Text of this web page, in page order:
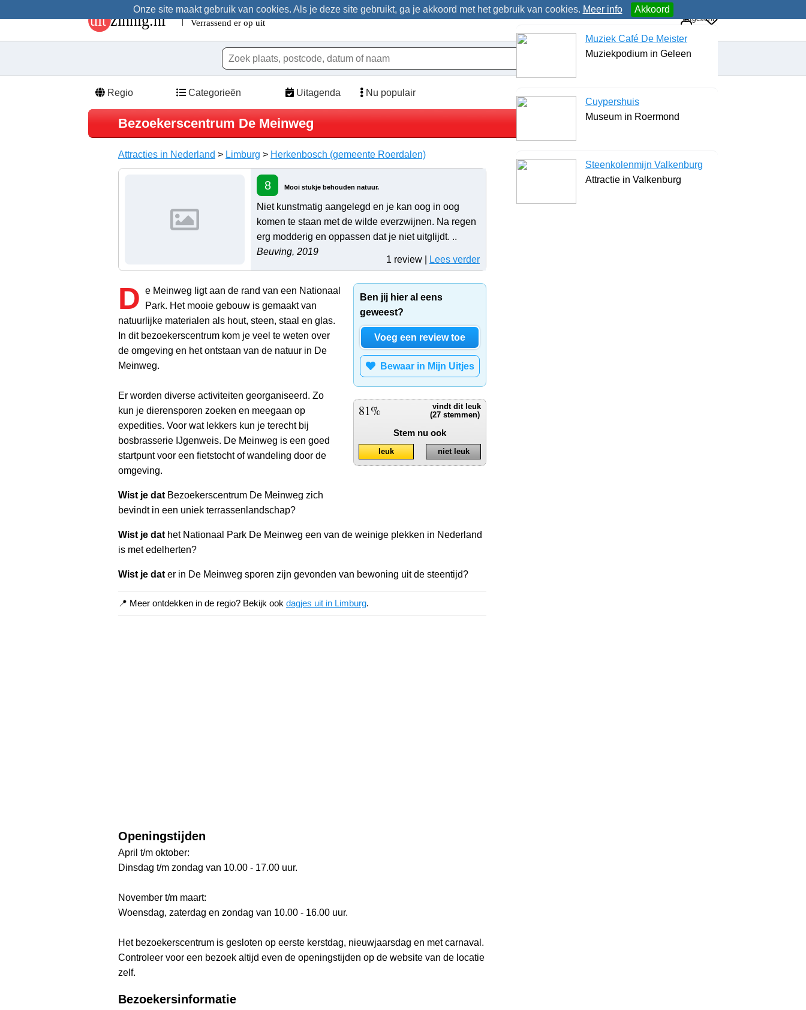
Onze site maakt gebruik van cookies. Als je deze site gebruikt, ga je akkoord met het gebruik van cookies. Meer info Akkoord
Regio Categorieën Uitagenda Nu populair
Bezoekerscentrum De Meinweg
Attracties in Nederland > Limburg > Herkenbosch (gemeente Roerdalen)
8 Mooi stukje behouden natuur.
Niet kunstmatig aangelegd en je kan oog in oog
komen te staan met de wilde everzwijnen. Na regen
erg modderig en oppassen dat je niet uitglijdt. ..
Beuving, 2019
1 review | Lees verder
Ben jij hier al eens
geweest?
Voeg een review toe
Bewaar in Mijn Uitjes
vindt dit leuk
(27 stemmen)
81%
Stem nu ook
leuk niet leuk
D e Meinweg ligt aan de rand van een Nationaal
Park. Het mooie gebouw is gemaakt van
natuurlijke materialen als hout, steen, staal en glas.
In dit bezoekerscentrum kom je veel te weten over
de omgeving en het ontstaan van de natuur in De
Meinweg.
Er worden diverse activiteiten georganiseerd. Zo
kun je dierensporen zoeken en meegaan op
expedities. Voor wat lekkers kun je terecht bij
bosbrasserie IJgenweis. De Meinweg is een goed
startpunt voor een fietstocht of wandeling door de
omgeving.
Wist je dat Bezoekerscentrum De Meinweg zich
bevindt in een uniek terrassenlandschap?
Wist je dat het Nationaal Park De Meinweg een van de weinige plekken in Nederland
is met edelherten?
Wist je dat er in De Meinweg sporen zijn gevonden van bewoning uit de steentijd?
📍 Meer ontdekken in de regio? Bekijk ook dagjes uit in Limburg.
Openingstijden
April t/m oktober:
Dinsdag t/m zondag van 10.00 - 17.00 uur.
November t/m maart:
Woensdag, zaterdag en zondag van 10.00 - 16.00 uur.
Het bezoekerscentrum is gesloten op eerste kerstdag, nieuwjaarsdag en met carnaval.
Controleer voor een bezoek altijd even de openingstijden op de website van de locatie
zelf.
Bezoekersinformatie
Uitgelicht
Muziek Café De Meister
Muziekpodium in Geleen
Cuypershuis
Museum in Roermond
Steenkolenmijn Valkenburg
Attractie in Valkenburg